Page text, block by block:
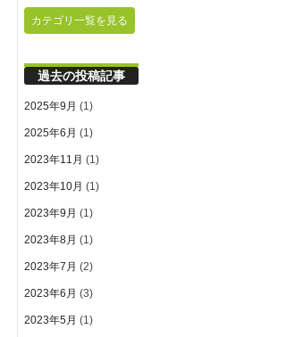
カテゴリ一覧を見る
過去の投稿記事
2025年9月 (1)
2025年6月 (1)
2023年11月 (1)
2023年10月 (1)
2023年9月 (1)
2023年8月 (1)
2023年7月 (2)
2023年6月 (3)
2023年5月 (1)